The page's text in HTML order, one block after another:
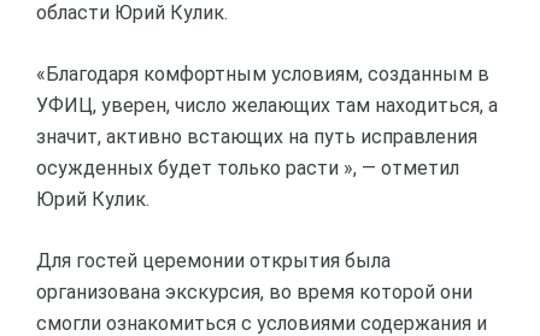
области Юрий Кулик.
«Благодаря комфортным условиям, созданным в
УФИЦ, уверен, число желающих там находиться, а
значит, активно встающих на путь исправления
осужденных будет только расти », — отметил
Юрий Кулик.
Для гостей церемонии открытия была
организована экскурсия, во время которой они
смогли ознакомиться с условиями содержания и